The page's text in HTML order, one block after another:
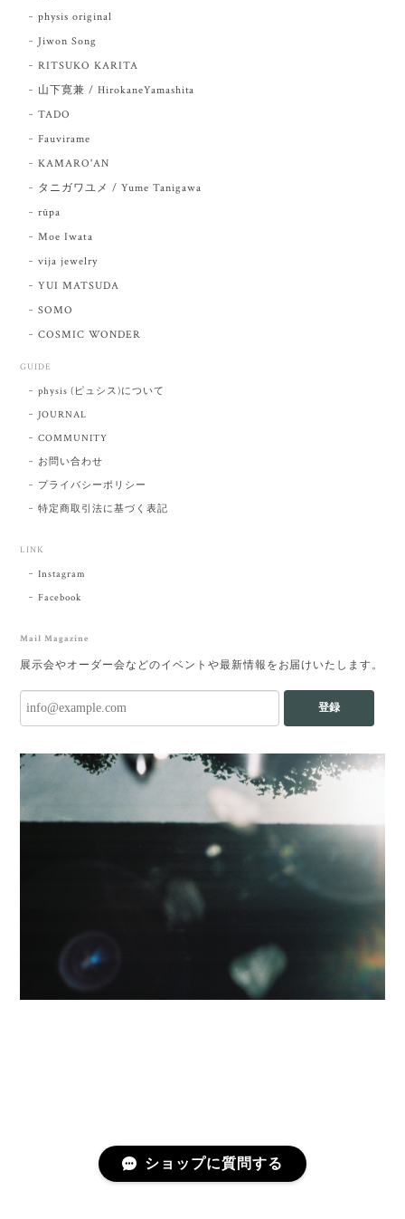
physis original
Jiwon Song
RITSUKO KARITA
山下寛兼 / HirokaneYamashita
TADO
Fauvirame
KAMARO'AN
タニガワユメ / Yume Tanigawa
rūpa
Moe Iwata
vija jewelry
YUI MATSUDA
SOMO
COSMIC WONDER
GUIDE
physis (ピュシス)について
JOURNAL
COMMUNITY
お問い合わせ
プライバシーポリシー
特定商取引法に基づく表記
LINK
Instagram
Facebook
Mail Magazine
展示会やオーダー会などのイベントや最新情報をお届けいたします。
登録
ショップに質問する